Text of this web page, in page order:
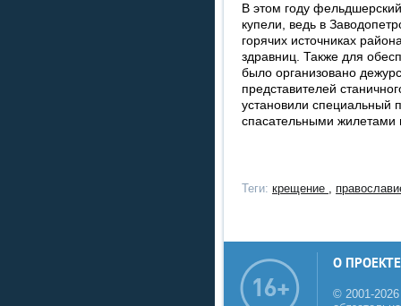
В этом году
купели, ведь в
горячих источниках
здравниц. Также для
было организовано
представителей
установили специальный
спасательными жилетами
Теги: крещение ,
О ПРОЕКТЕ
© 2001-